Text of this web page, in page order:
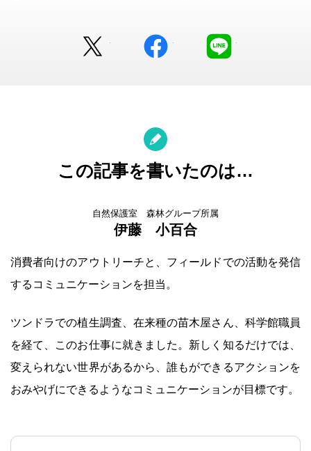
facebook
この記事を書いたのは…
自然保護室 森林グループ所属
伊藤 小百合
消費者向けのアウトリーチと、フィールドでの活動を発信
するコミュニケーションを担当。
ツンドラでの植生調査、在来種の苗木屋さん、科学館職員
を経て、このお仕事に就きました。新しく知るだけでは、
変えられない世界があるから、誰もができるアクションを
おみやげにできるようなコミュニケーションが目標です。